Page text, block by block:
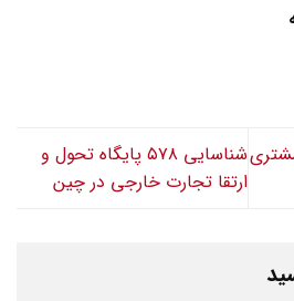
شناسایی ۵۷۸ پایگاه تحول و
ارتقا تجارت خارجی در چین